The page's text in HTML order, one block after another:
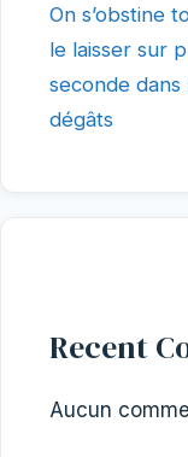
On s’obstine
le laisser sur
seconde
dégâts
Recent
Aucun